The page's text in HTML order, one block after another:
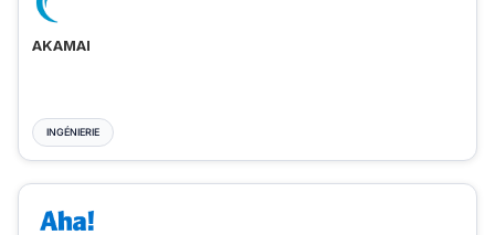
AKAMAI
INGÉNIERIE